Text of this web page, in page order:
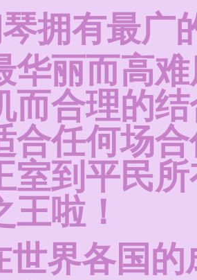
拥有最广
华丽而高
而合理的
合任何场
室到平民
王啦！
世界各国